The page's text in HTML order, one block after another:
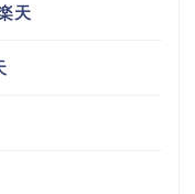
天